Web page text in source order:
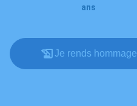
ans
Je rends hommage